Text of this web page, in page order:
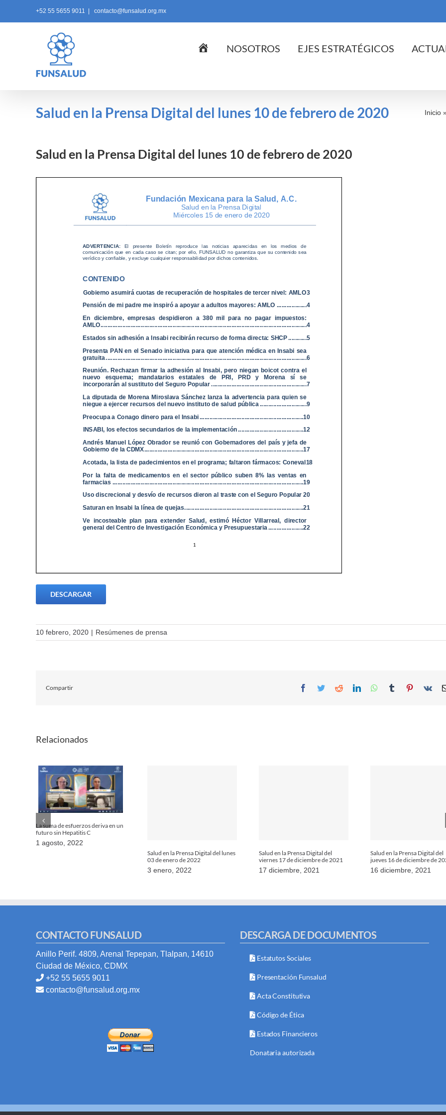
+52 55 5655 9011 contacto@funsalud.org.mx
InicioNOSOTROS EJES ESTRATÉGICOS
Salud en la Prensa Digital del lunes 10 de febrero de 2020 Inicio
Salud en la Prensa Digital del lunes 10 de febrero de 2020
DESCARGAR
10 febrero, 2020 | Resúmenes de prensa
Compartir Facebook
TwitterRedditLinkedInWhatsApp
Tumblr Pinterest
Vk
Relacionados
La suma de esfuerzos deriva en un
futuro sin Hepatitis C
1 agosto, 2022
Salud en la Prensa Digital del lunes
03 de enero de 2022
3 enero, 2022
Salud en la Prensa Digital del
viernes 17 de diciembre de 2021
17 diciembre, 2021
Salud en la Prensa Digital del
jueves 16 de diciembre de
16 diciembre, 2021
CONTACTO FUNSALUD
Anillo Perif. 4809, Arenal Tepepan, Tlalpan, 14610
Ciudad de México, CDMX
+52 55 5655 9011
contacto@funsalud.org.mx
DESCARGA DE DOCUMENTOS
Estatutos Sociales
Presentación Funsalud
Acta Constitutiva
Código de Ética
Estados Financieros
Donataria autorizada